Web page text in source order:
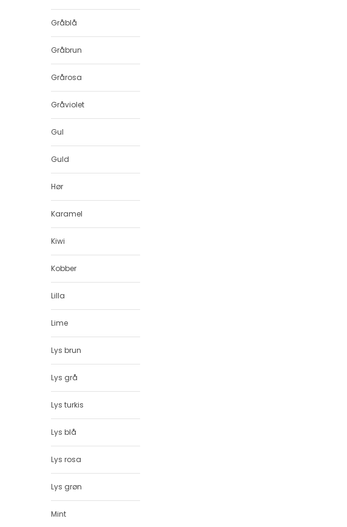
Gråblå
Gråbrun
Grårosa
Gråviolet
Gul
Guld
Hør
Karamel
Kiwi
Kobber
Lilla
Lime
Lys brun
Lys grå
Lys turkis
Lys blå
Lys rosa
Lys grøn
Mint